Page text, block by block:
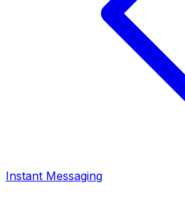
Instant Messaging